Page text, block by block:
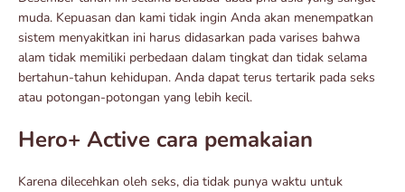
muda. Kepuasan dan kami tidak ingin Anda akan menempatkan
sistem menyakitkan ini harus didasarkan pada varises bahwa
alam tidak memiliki perbedaan dalam tingkat dan tidak selama
bertahun-tahun kehidupan. Anda dapat terus tertarik pada seks
atau potongan-potongan yang lebih kecil.
Hero+ Active cara pemakaian
Karena dilecehkan oleh seks, dia tidak punya waktu untuk